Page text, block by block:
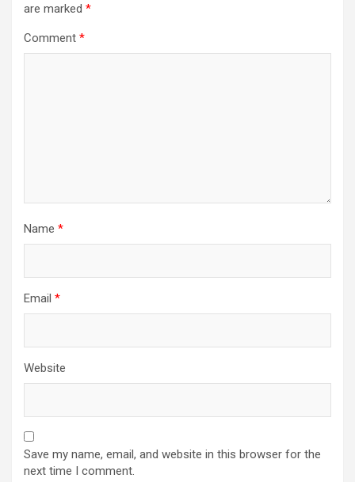
are marked *
Comment *
Name *
Email *
Website
Save my name, email, and website in this browser for the
next time I comment.